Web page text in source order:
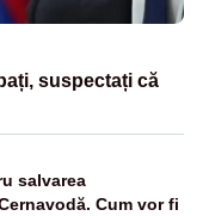
suspectați că
salvarea
Cum vor fi